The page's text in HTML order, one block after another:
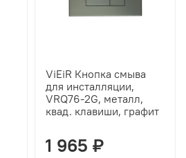
ViEiR Кнопка смыва
для инсталляции,
VRQ76-2G, металл,
квад. клавиши, графит
1 965 ₽